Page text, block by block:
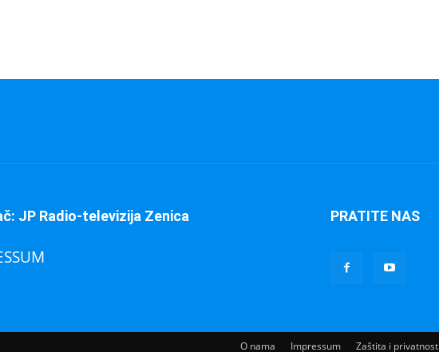
JP Radio-televizija Zenica PRATITE NAS
O nama Impressum Zaštita i privatnost